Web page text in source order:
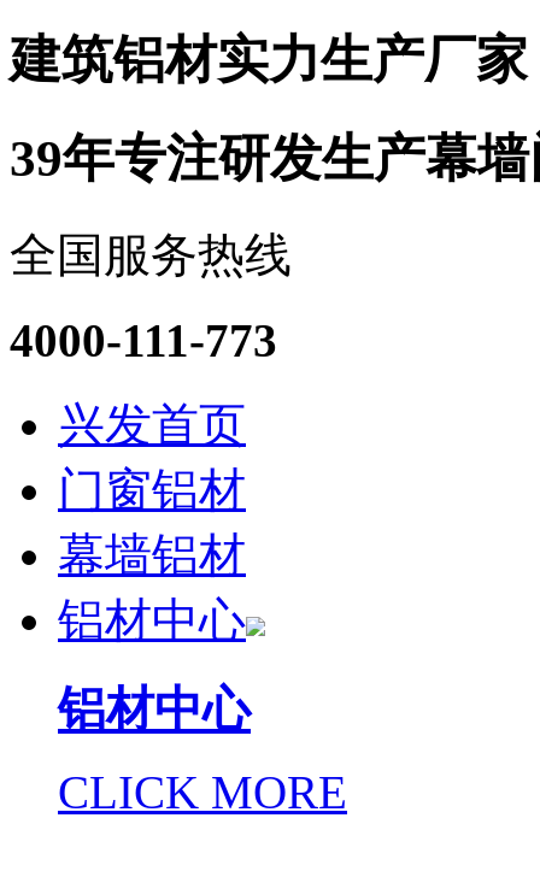
建筑铝材实力生产厂家
39年专注研发生产幕
全国服务热线
4000-111-773
兴发首页
门窗铝材
幕墙铝材
铝材中心
铝材中心
CLICK MORE